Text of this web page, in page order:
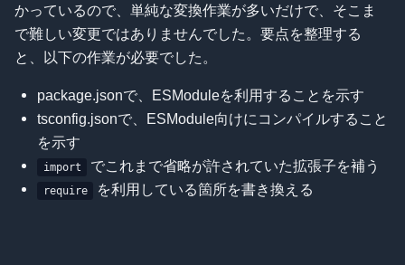
かっているので、単純な変換作業が多いだけで、そこま
で難しい変更ではありませんでした。要点を整理する
と、以下の作業が必要でした。
package.jsonで、ESModuleを利用することを示す
tsconfig.jsonで、ESModule向けにコンパイルすること
を示す
import でこれまで省略が許されていた拡張子を補う
require を利用している箇所を書き換える